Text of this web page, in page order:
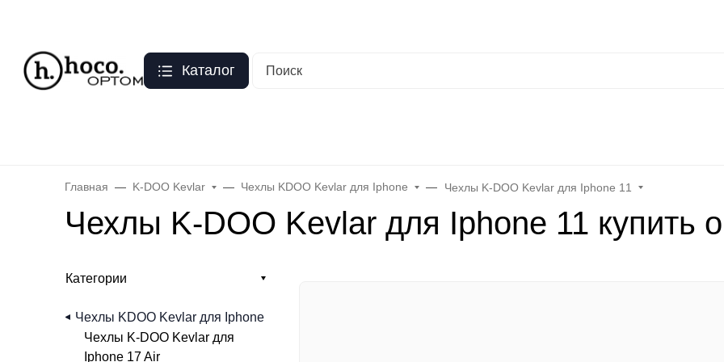
Каталог
Главная K-DOO Kevlar Чехлы KDOO Kevlar для Iphone Чехлы K-DOO Kevlar для Iphone 11
Чехлы K-DOO Kevlar для Iphone 11 купить
Категории
Чехлы KDOO Kevlar для Iphone
Чехлы K-DOO Kevlar для
Iphone 17 Air